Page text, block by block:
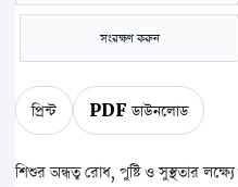
সংরক্ষণ করুন
প্রিন্ট PDF ডাউনলোড
শিশুর অন্ধত্ব রোধ, পুষ্টি ও সুস্থতার লক্ষ্যে জয়পুরহাটে উদ্বোধন করা হয়েছে জাতীয়